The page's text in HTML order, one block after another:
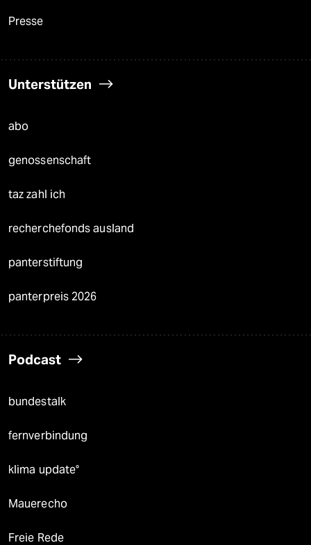
Presse
Unterstützen
abo
genossenschaft
taz zahl ich
recherchefonds ausland
panterstiftung
panterpreis 2026
Podcast
bundestalk
fernverbindung
klima update°
Mauerecho
Freie Rede